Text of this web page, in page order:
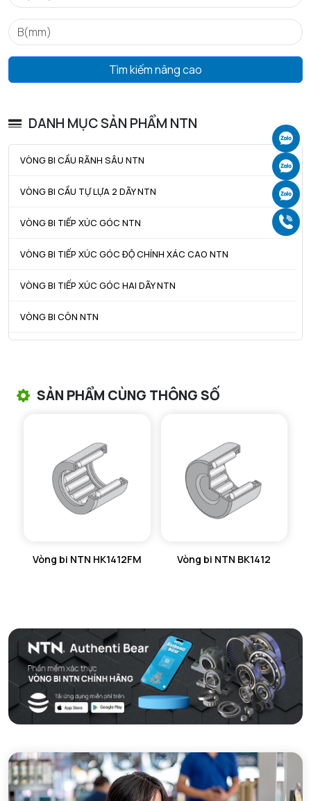
Tìm kiếm nâng cao
DANH MỤC SẢN PHẨM NTN
VÒNG BI CẦU RÃNH SÂU NTN
VÒNG BI CẦU TỰ LỰA 2 DÃY NTN
VÒNG BI TIẾP XÚC GÓC NTN
VÒNG BI TIẾP XÚC GÓC ĐỘ CHÍNH XÁC CAO NTN
VÒNG BI TIẾP XÚC GÓC HAI DÃY NTN
VÒNG BI CÔN NTN
VÒNG BI KIM NTN
VÒNG BI CHẶN TRỤC NTN
VÒNG BI LĂN TRỤ ĐẨY NTN
GỐI ĐỠ 2 NỬA NTN
MÁY GIA NHIỆT NTN
SẢN PHẨM CÙNG THÔNG SỐ
Vòng bi NTN HK1412FM Vòng bi NTN BK1412